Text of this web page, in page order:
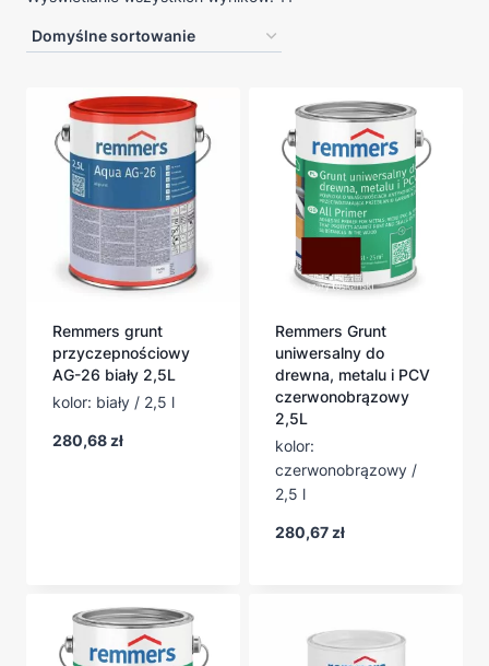
Remmers grunt
przyczepnościowy
AG-26 biały 2,5L
kolor: biały / 2,5 l
280,68 zł
Remmers Grunt
uniwersalny do
drewna, metalu i PCV
czerwonobrązowy
2,5L
kolor:
czerwonobrązowy /
2,5 l
280,67 zł